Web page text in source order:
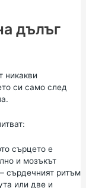
дълъг
никакви
си само след
сърцето е
и мозъкът
сърдечният ритъм
или две и